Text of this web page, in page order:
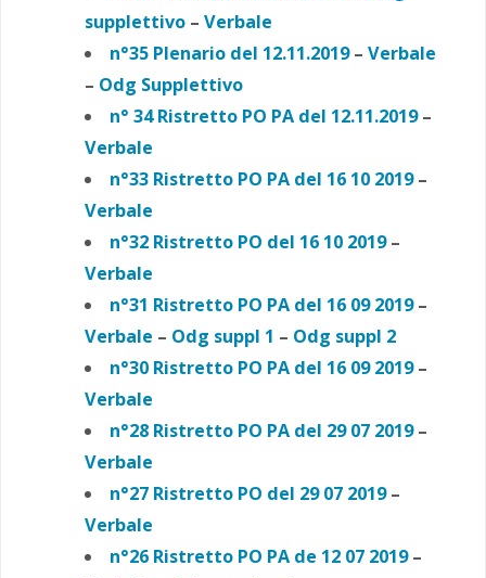
supplettivo– Verbale
n°35 Plenario del 12.11.2019–Verbale
– Odg Supplettivo
n° 34 Ristretto PO PA del 12.11.2019–
Verbale
n°33 Ristretto PO PA del 16 10 2019–
Verbale
n°32 Ristretto PO del 16 10 2019–
Verbale
n°31 Ristretto PO PA del 16 09 2019–
Verbale – Odg suppl 1 – Odg suppl 2
n°30 Ristretto PO PA del 16 09 2019–
Verbale
n°28 Ristretto PO PA del 29 07 2019–
Verbale
n°27 Ristretto PO del 29 07 2019–
Verbale
n°26 Ristretto PO PA de 12 07 2019–